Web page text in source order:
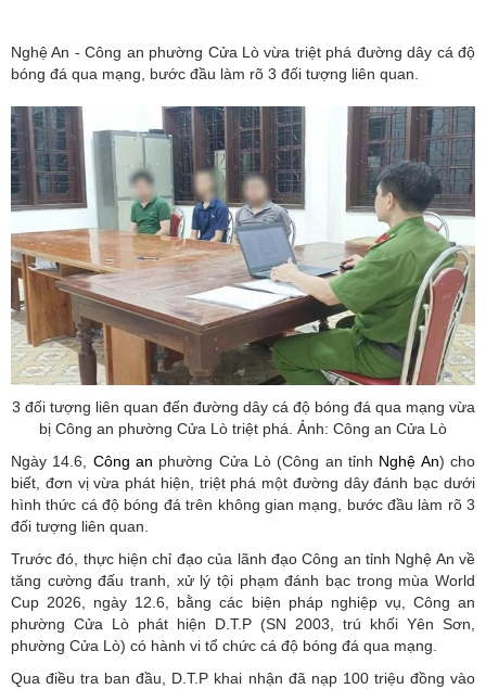
Nghệ An - Công an phường Cửa Lò vừa triệt phá đường dây cá độ
bóng đá qua mạng, bước đầu làm rõ 3 đối tượng liên quan.
3 đối tượng liên quan đến đường dây cá độ bóng đá qua mạng vừa
bị Công an phường Cửa Lò triệt phá. Ảnh: Công an Cửa Lò
Ngày 14.6, Công an phường Cửa Lò (Công an tỉnh Nghệ An) cho
biết, đơn vị vừa phát hiện, triệt phá một đường dây đánh bạc dưới
hình thức cá độ bóng đá trên không gian mạng, bước đầu làm rõ 3
đối tượng liên quan.
Trước đó, thực hiện chỉ đạo của lãnh đạo Công an tỉnh Nghệ An về
tăng cường đấu tranh, xử lý tội phạm đánh bạc trong mùa World
Cup 2026, ngày 12.6, bằng các biện pháp nghiệp vụ, Công an
phường Cửa Lò phát hiện D.T.P (SN 2003, trú khối Yên Sơn,
phường Cửa Lò) có hành vi tổ chức cá độ bóng đá qua mạng.
Qua điều tra ban đầu, D.T.P khai nhận đã nạp 100 triệu đồng vào